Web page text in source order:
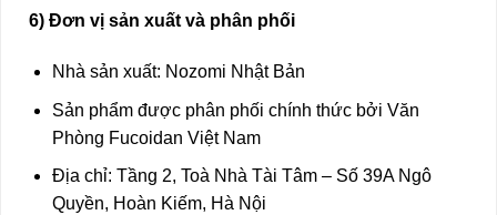
6) Đơn vị sản xuất và phân phối
Nhà sản xuất: Nozomi Nhật Bản
Sản phẩm được phân phối chính thức bởi Văn
Phòng Fucoidan Việt Nam
Địa chỉ: Tầng 2, Toà Nhà Tài Tâm – Số 39A Ngô
Quyền, Hoàn Kiếm, Hà Nội